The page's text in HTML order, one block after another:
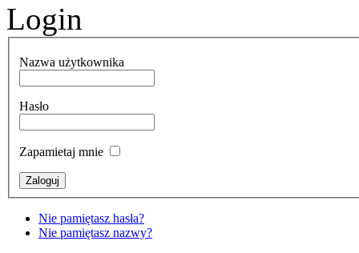
Login
Nazwa użytkownika
Hasło
Zapamietaj mnie
Nie pamiętasz hasła?
Nie pamiętasz nazwy?